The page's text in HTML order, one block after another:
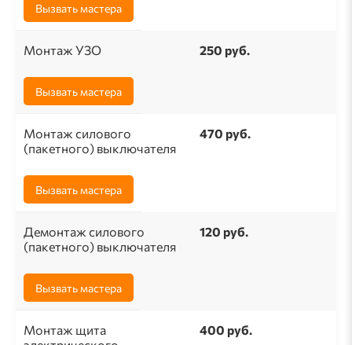
Вызвать мастера
Монтаж УЗО 250 руб.
Вызвать мастера
Монтаж силового
(пакетного) выключателя
470 руб.
Вызвать мастера
Демонтаж силового
(пакетного) выключателя
120 руб.
Вызвать мастера
Монтаж щита
400 руб.